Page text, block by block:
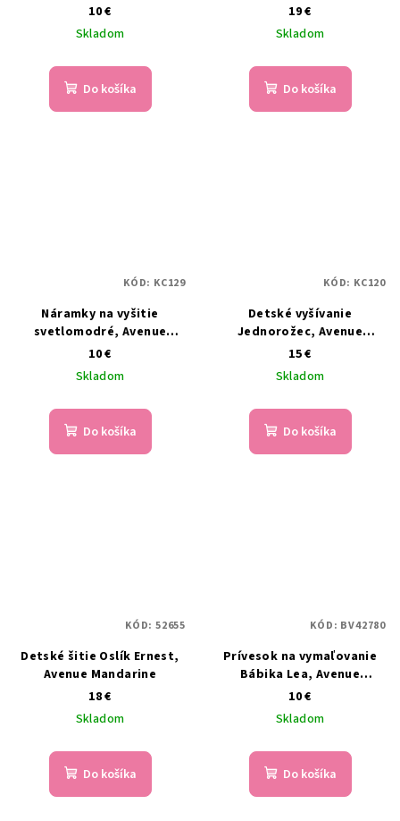
10 €
Skladom
Do košíka
Mandarine
19 €
Skladom
Do košíka
Náramky na vyšitie
svetlomodré, Avenue
Mandarine
10 €
Skladom
Do košíka
KÓD: KC129
Detské vyšívanie
Jednorožec, Avenue
Mandarine
15 €
Skladom
Do košíka
KÓD: KC120
Detské šitie Oslík Ernest,
Avenue Mandarine
18 €
Skladom
Do košíka
KÓD: 52655
Prívesok na vymaľovanie
Bábika Lea, Avenue
Mandarine
10 €
Skladom
Do košíka
KÓD: BV42780